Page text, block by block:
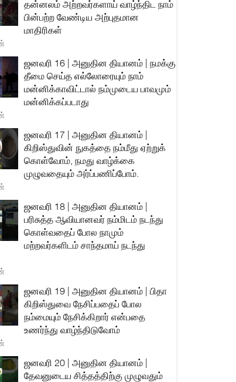
தன்னலம் அற்றவர்களாய் வாழ்ந்திட நாம்
பின்பற்ற வேண்டிய அற்புதமான
மாதிரிகள்
ஜனவரி 16 | அனுதின தியானம் | நமக்கு
தீமை செய்த எல்லோரையும் நாம்
மன்னிக்காவிட்டால் நம்முடைய பாவமும்
மன்னிக்கப்படாது
ஜனவரி 17 | அனுதின தியானம் |
கிறிஸ்துவின் நுகத்தை நம்மீது ஏற்றுக்
கொள்வோம், நமது வாழ்க்கை
முழுவதையும் அர்ப்பணிப்போம்.
ஜனவரி 18 | அனுதின தியானம் |
பரிசுத்த ஆவியானவர் நம்மிடம் நடந்து
கொள்வதைப் போல நாமும்
மற்றவர்களிடம் சாந்தமாய் நடந்து
ஜனவரி 19 | அனுதின தியானம் | பிதா
கிறிஸ்துவை நேசிப்பதைப் போல
நம்மையும் நேசிக்கிறார் என்பதை
உணர்ந்து வாழ்ந்திடுவோம்
ஜனவரி 20 | அனுதின தியானம் |
தேவனுடைய சித்தத்திற்கு முழுவதும்